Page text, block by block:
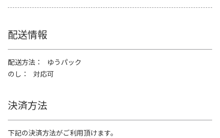
配送情報
配送方法
ゆうパック
のし
対応可
決済方法
下記の決済方法がご利用頂けます。